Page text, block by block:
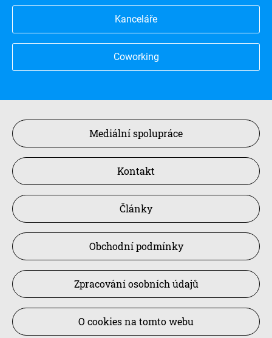
Kanceláře
Coworking
Mediální spolupráce
Kontakt
Články
Obchodní podmínky
Zpracování osobních údajů
O cookies na tomto webu